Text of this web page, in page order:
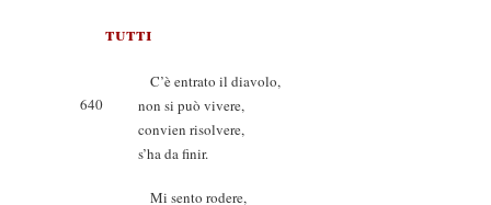
tutti
C’è entrato il diavolo,
640
non si può vivere,
convien risolvere,
s’ha da finir.
Mi sento rodere,